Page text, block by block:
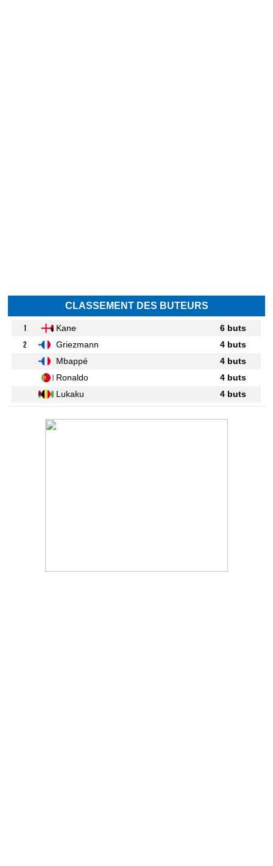
CLASSEMENT DES BUTEURS
1 Kane
6 buts
2
Griezmann
4 buts
Mbappé
4 buts
Ronaldo
4 buts
Lukaku
4 buts